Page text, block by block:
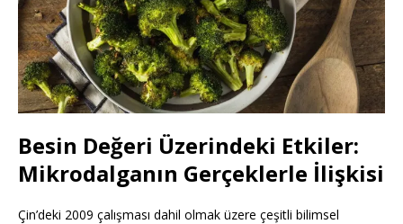
Besin Değeri Üzerindeki Etkiler:
Mikrodalganın Gerçeklerle İlişkisi
Çin’deki 2009 çalışması dahil olmak üzere çeşitli bilimsel